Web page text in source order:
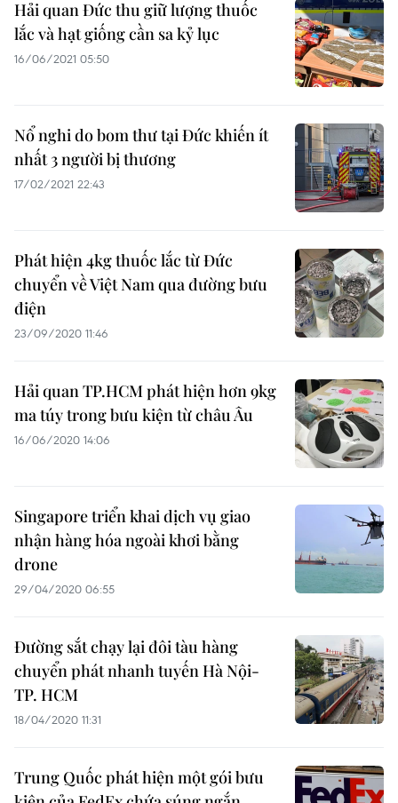
Hải quan Đức thu giữ lượng thuốc
lắc và hạt giống cần sa kỷ lục
16/06/2021 05:50
Nổ nghi do bom thư tại Đức khiến ít
nhất 3 người bị thương
17/02/2021 22:43
Phát hiện 4kg thuốc lắc từ Đức
chuyển về Việt Nam qua đường bưu
điện
23/09/2020 11:46
Hải quan TP.HCM phát hiện hơn 9kg
ma túy trong bưu kiện từ châu Âu
16/06/2020 14:06
Singapore triển khai dịch vụ giao
nhận hàng hóa ngoài khơi bằng
drone
29/04/2020 06:55
Đường sắt chạy lại đôi tàu hàng
chuyển phát nhanh tuyến Hà Nội-
TP. HCM
18/04/2020 11:31
Trung Quốc phát hiện một gói bưu